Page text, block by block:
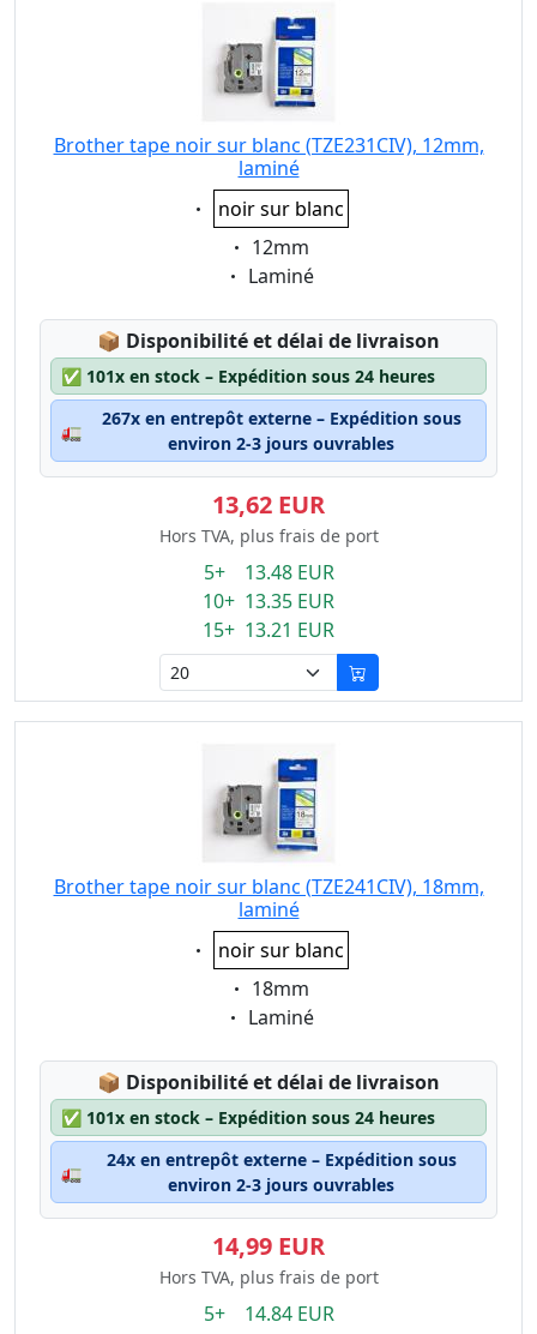
Brother tape noir sur blanc (TZE231CIV), 12mm,
laminé
Eigenschaft:
noir sur blanc
Eigenschaft:
12mm
Eigenschaft:
Laminé
📦 Lagerstatus:
Disponibilité et délai de livraison
✅ 101x en stock – Expédition sous 24 heures
🚛
267x en entrepôt externe – Expédition sous
environ 2-3 jours ouvrables
13,62 EUR
Hors TVA, plus frais de port
5+ 13.48 EUR
10+ 13.35 EUR
15+ 13.21 EUR
Brother tape noir sur blanc (TZE241CIV), 18mm,
laminé
Eigenschaft:
noir sur blanc
Eigenschaft:
18mm
Eigenschaft:
Laminé
📦 Lagerstatus:
Disponibilité et délai de livraison
✅ 101x en stock – Expédition sous 24 heures
🚛
24x en entrepôt externe – Expédition sous
environ 2-3 jours ouvrables
14,99 EUR
Hors TVA, plus frais de port
5+ 14.84 EUR